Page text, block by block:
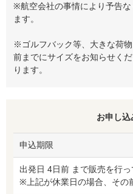
※航空会社の事情により予告
ます。
※ゴルフバック等、大きな荷
前までにサイズをお知らせく
ります。
お申し込
申込期限
出発日 4日前 まで販売を行っ
※上記が休業日の場合、その